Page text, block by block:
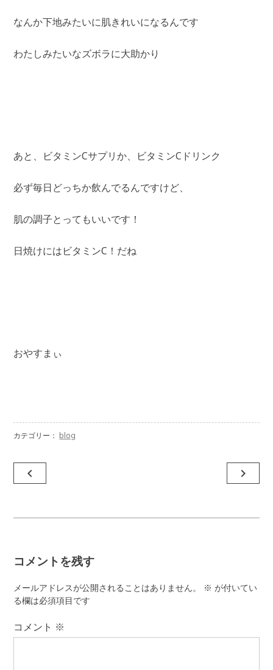
なんか下地みたいに肌きれいになるんです
わたしみたいなズボラに大助かり
あと、ビタミンCサプリか、ビタミンCドリンク
必ず毎日どっちか飲んでるんですけど、
肌の調子とってもいいです！
日焼けにはビタミンC！だね
おやすまぃ
カテゴリー： blog
投
稿
ー
シ
ョ
navigate_before navigate_next
コメントを残す
メールアドレスが公開されることはありません。 ※ が付いてい
る欄は必須項目です
コメント ※